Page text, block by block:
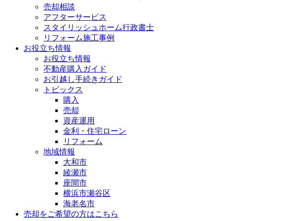
売却相談
アフターサービス
スタイリッシュホーム行政書士
リフォーム施工事例
お役立ち情報
お役立ち情報
不動産購入ガイド
お引越し手続きガイド
トピックス
購入
売却
資産運用
金利・住宅ローン
リフォーム
地域情報
大和市
綾瀬市
座間市
横浜市瀬谷区
海老名市
売却をご希望の方はこちら